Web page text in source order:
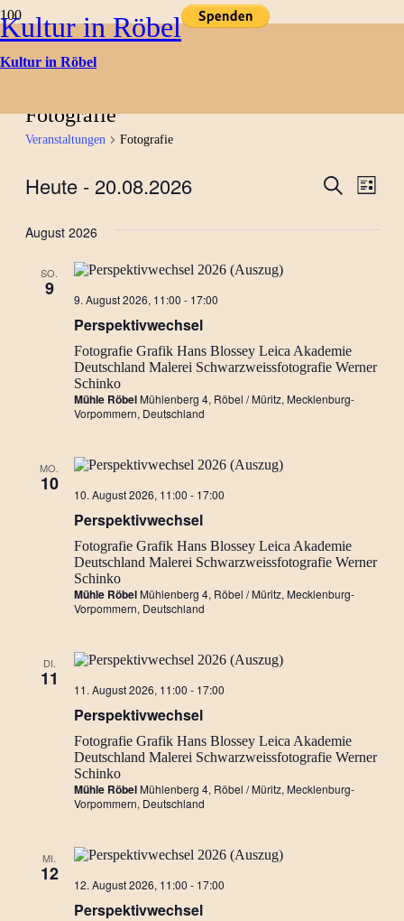
Kultur in Röbel
Kultur in Röbel
Fotografie
Veranstaltungen Fotografie
Suche
Suche
Liste
Heute - 20.08.2026
August 2026
SO.
9 9. August 2026, 11:00 - 17:00
Perspektivwechsel
Fotografie Grafik Hans Blossey Leica Akademie
Deutschland Malerei Schwarzweissfotografie Werner
Schinko
Mühle RöbelMühlenberg 4, Röbel / Müritz, Mecklenburg-
Vorpommern, Deutschland
MO.
10 10. August 2026, 11:00 - 17:00
Perspektivwechsel
Fotografie Grafik Hans Blossey Leica Akademie
Deutschland Malerei Schwarzweissfotografie Werner
Schinko
Mühle RöbelMühlenberg 4, Röbel / Müritz, Mecklenburg-
Vorpommern, Deutschland
DI.
11 11. August 2026, 11:00 - 17:00
Perspektivwechsel
Fotografie Grafik Hans Blossey Leica Akademie
Deutschland Malerei Schwarzweissfotografie Werner
Schinko
Mühle RöbelMühlenberg 4, Röbel / Müritz, Mecklenburg-
Vorpommern, Deutschland
MI.
12 12. August 2026, 11:00 - 17:00
Perspektivwechsel